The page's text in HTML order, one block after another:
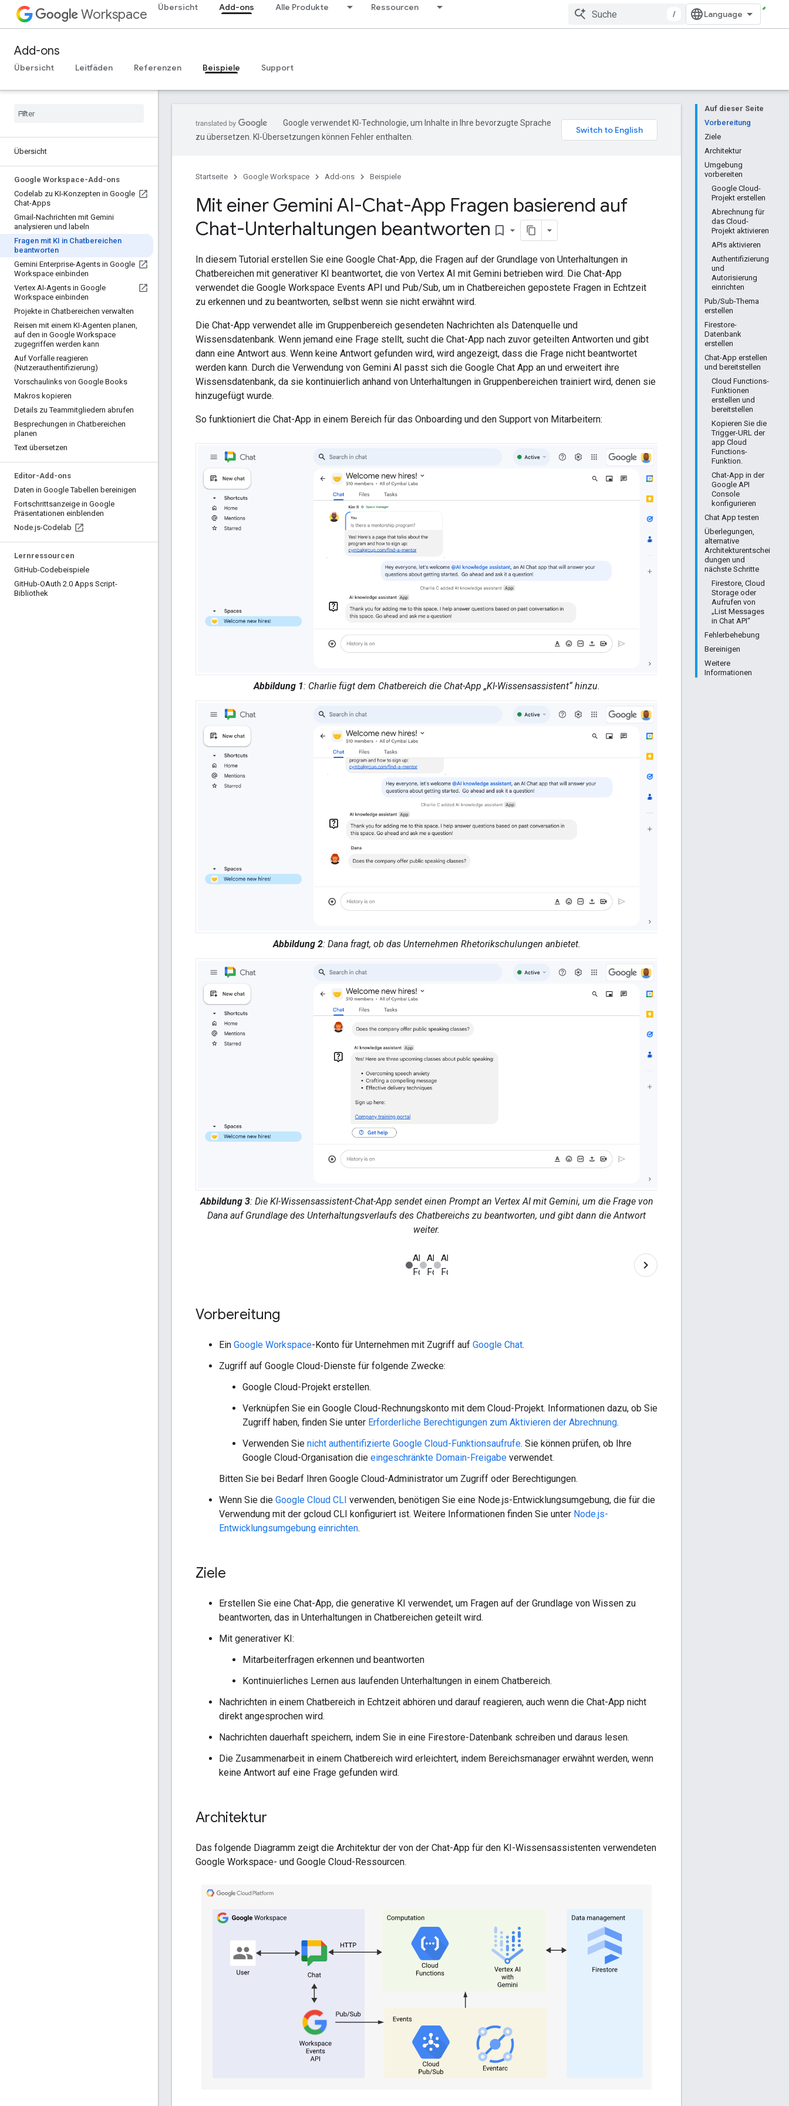
Workspace Übersicht Add-ons Alle Produkte Ressourcen
/
Add-ons
Übersicht Leitfäden Referenzen Beispiele Support
Übersicht
Google Workspace-Add-ons
Codelab zu KI-Konzepten in Google
Chat-Apps
Gmail-Nachrichten mit Gemini
analysieren und labeln
Fragen mit KI in Chatbereichen
beantworten
Gemini Enterprise-Agents in Google
Workspace einbinden
Vertex AI-Agents in Google
Workspace einbinden
Projekte in Chatbereichen verwalten
Reisen mit einem KI‑Agenten planen,
auf den in Google Workspace
zugegriffen werden kann
Auf Vorfälle reagieren
(Nutzerauthentifizierung)
Vorschaulinks von Google Books
Makros kopieren
Details zu Teammitgliedern abrufen
Besprechungen in Chatbereichen
planen
Text übersetzen
Editor-Add-ons
Daten in Google Tabellen bereinigen
Fortschrittsanzeige in Google
Präsentationen einblenden
Node.js-Codelab
Lernressourcen
GitHub-Codebeispiele
GitHub-OAuth 2.0 Apps Script-
Bibliothek
Auf dieser Seite
Vorbereitung
Ziele
Architektur
Umgebung
vorbereiten
Google Cloud-
Projekt erstellen
Abrechnung für
das Cloud-
Projekt aktivieren
APIs aktivieren
Authentifizierung
und
Autorisierung
einrichten
Pub/Sub-Thema
erstellen
Firestore-
Datenbank
erstellen
Chat-App erstellen
und bereitstellen
Cloud Functions-
Funktionen
erstellen und
bereitstellen
Kopieren Sie die
Trigger-URL der
app Cloud
Functions-
Funktion.
Chat-App in der
Google API
Console
konfigurieren
Chat App testen
Überlegungen,
alternative
Architekturentschei
dungen und
nächste Schritte
Firestore, Cloud
Storage oder
Aufrufen von
„List Messages
in Chat API“
Fehlerbehebung
Bereinigen
Weitere
Informationen
Google verwendet KI-Technologie, um Inhalte in Ihre bevorzugte Sprache
zu übersetzen. KI-Übersetzungen können Fehler enthalten.
Startseite Google Workspace Add-ons Beispiele
Mit einer Gemini AI-Chat-App Fragen basierend auf
Chat-Unterhaltungen beantworten bookmark_border
In diesem Tutorial erstellen Sie eine Google Chat-App, die Fragen auf der Grundlage von Unterhaltungen in
Chatbereichen mit generativer KI beantwortet, die von Vertex AI mit Gemini betrieben wird. Die Chat-App
verwendet die Google Workspace Events API und Pub/Sub, um in Chatbereichen gepostete Fragen in Echtzeit
zu erkennen und zu beantworten, selbst wenn sie nicht erwähnt wird.
Die Chat-App verwendet alle im Gruppenbereich gesendeten Nachrichten als Datenquelle und
Wissensdatenbank. Wenn jemand eine Frage stellt, sucht die Chat-App nach zuvor geteilten Antworten und gibt
dann eine Antwort aus. Wenn keine Antwort gefunden wird, wird angezeigt, dass die Frage nicht beantwortet
werden kann. Durch die Verwendung von Gemini AI passt sich die Google Chat App an und erweitert ihre
Wissensdatenbank, da sie kontinuierlich anhand von Unterhaltungen in Gruppenbereichen trainiert wird, denen sie
hinzugefügt wurde.
So funktioniert die Chat-App in einem Bereich für das Onboarding und den Support von Mitarbeitern:
Abbildung 1: Charlie fügt dem Chatbereich die Chat-App „KI-Wissensassistent“ hinzu.
Abbildung 2: Dana fragt, ob das Unternehmen Rhetorikschulungen anbietet.
Abbildung 3: Die KI-Wissensassistent-Chat-App sendet einen Prompt an Vertex AI mit Gemini, um die Frage von
Dana auf Grundlage des Unterhaltungsverlaufs des Chatbereichs zu beantworten, und gibt dann die Antwort
weiter.
Vorbereitung
Ein Google Workspace-Konto für Unternehmen mit Zugriff auf Google Chat.
Zugriff auf Google Cloud-Dienste für folgende Zwecke:
Google Cloud-Projekt erstellen.
Verknüpfen Sie ein Google Cloud-Rechnungskonto mit dem Cloud-Projekt. Informationen dazu, ob Sie
Zugriff haben, finden Sie unter Erforderliche Berechtigungen zum Aktivieren der Abrechnung.
Verwenden Sie nicht authentifizierte Google Cloud-Funktionsaufrufe. Sie können prüfen, ob Ihre
Google Cloud-Organisation die eingeschränkte Domain-Freigabe verwendet.
Bitten Sie bei Bedarf Ihren Google Cloud-Administrator um Zugriff oder Berechtigungen.
Wenn Sie die Google Cloud CLI verwenden, benötigen Sie eine Node.js-Entwicklungsumgebung, die für die
Verwendung mit der gcloud CLI konfiguriert ist. Weitere Informationen finden Sie unter Node.js-
Entwicklungsumgebung einrichten.
Ziele
Erstellen Sie eine Chat-App, die generative KI verwendet, um Fragen auf der Grundlage von Wissen zu
beantworten, das in Unterhaltungen in Chatbereichen geteilt wird.
Mit generativer KI:
Mitarbeiterfragen erkennen und beantworten
Kontinuierliches Lernen aus laufenden Unterhaltungen in einem Chatbereich.
Nachrichten in einem Chatbereich in Echtzeit abhören und darauf reagieren, auch wenn die Chat-App nicht
direkt angesprochen wird.
Nachrichten dauerhaft speichern, indem Sie in eine Firestore-Datenbank schreiben und daraus lesen.
Die Zusammenarbeit in einem Chatbereich wird erleichtert, indem Bereichsmanager erwähnt werden, wenn
keine Antwort auf eine Frage gefunden wird.
Architektur
Das folgende Diagramm zeigt die Architektur der von der Chat-App für den KI-Wissensassistenten verwendeten
Google Workspace- und Google Cloud-Ressourcen.